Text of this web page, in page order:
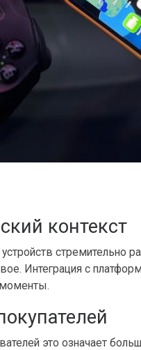
контекст
стремительно
Интеграция с
это означает